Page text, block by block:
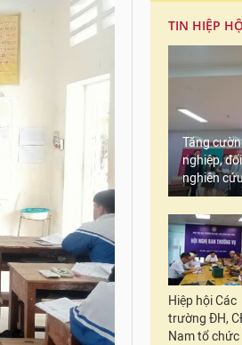
TIN HIỆP
Tăng
nghiệp,
nghiên
Hiệp hội Các
trường ĐH,
Nam tổ chức